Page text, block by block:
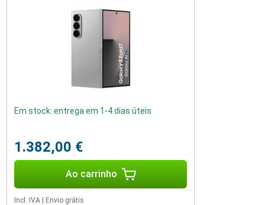
Em stock: entrega em 1-4 dias úteis
1.382,00 €
Ao carrinho
Incl. IVA Envio grátis